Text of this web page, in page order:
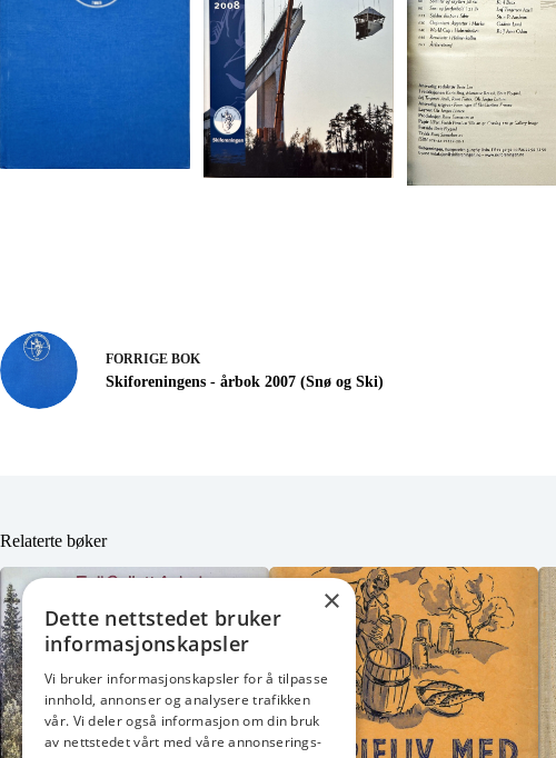
FORRIGE BOK
Skiforeningens - årbok 2007 (Snø og Ski)
Relaterte bøker
×
Dette nettstedet bruker
informasjonskapsler
Vi bruker informasjonskapsler for å tilpasse
innhold, annonser og analysere trafikken
vår. Vi deler også informasjon om din bruk
av nettstedet vårt med våre annonserings-